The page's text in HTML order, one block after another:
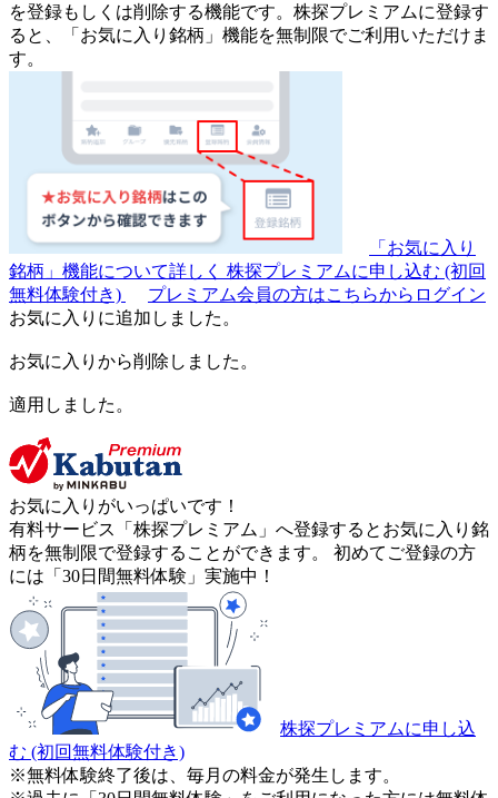
を登録もしくは削除する機能です。 株探プレミアムに登録す
ると、「お気に入り銘柄」機能を無制限でご利用いただけま
す。
「お気に入り
銘柄」機能について詳しく 株探プレミアムに申し込む (初回
無料体験付き)
プレミアム会員の方はこちらからログイン
お気に入りに追加しました。
お気に入りから削除しました。
適用しました。
お気に入りがいっぱいです！
有料サービス「株探プレミアム」へ登録するとお気に入り銘
柄を無制限で登録することができます。 初めてご登録の方
には「30日間無料体験」実施中！
株探プレミアムに申し込
む (初回無料体験付き)
※無料体験終了後は、毎月の料金が発生します。